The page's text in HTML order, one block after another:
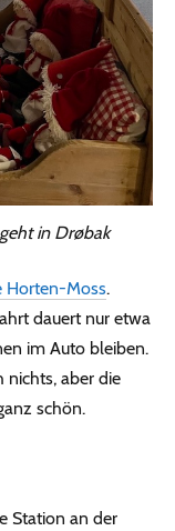
in Drøbak
Horten-Moss.
dauert nur etwa
im Auto bleiben.
nichts, aber die
schön.
Station an der